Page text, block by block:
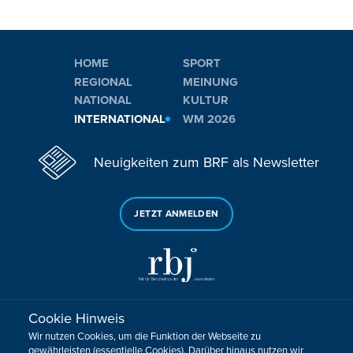
HOME
REGIONAL
NATIONAL
INTERNATIONAL
SPORT
MEINUNG
KULTUR
WM 2026
Neuigkeiten zum BRF als Newsletter
JETZT ANMELDEN
Sie haben noch Fragen oder Anmerkungen?
KONTAKTIEREN SIE UNS!
Cookie Hinweis
Wir nutzen Cookies, um die Funktion der Webseite zu